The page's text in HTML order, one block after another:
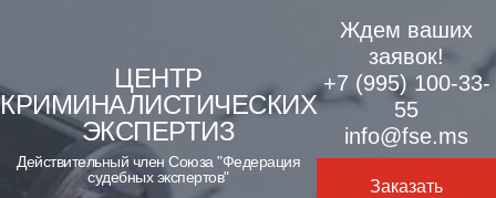
content
ЦЕНТР
КРИМИНАЛИСТИЧЕСКИХ
ЭКСПЕРТИЗ
Действительный член Союза "Федерация
судебных экспертов"
Ждем ваших
заявок!
+7 (995) 100-33-
55
info@fse.ms
Заказать